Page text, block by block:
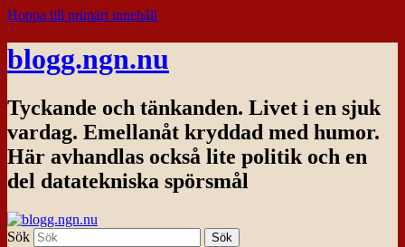
Hoppa till primärt innehåll
blogg.ngn.nu
Tyckande och tänkanden. Livet i en sjuk
vardag. Emellanåt kryddad med humor.
Här avhandlas också lite politik och en
del datatekniska spörsmål
Sök